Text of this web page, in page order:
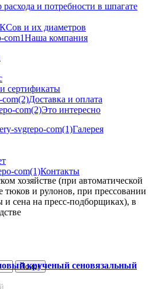
расхода и потребности в шпагате
и их диаметров
Наша компания
сертификаты
Доставка и оплата
Это интересно
Галерея
Контакты
Поиск
хозяйстве (при автоматической
тюков и рулонов, при прессовании
и сена на пресс-подборщиках), в
крученый сеновязальный